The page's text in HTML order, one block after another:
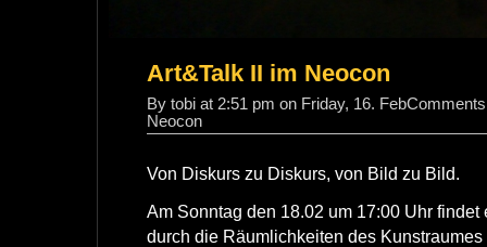
Art&Talk II im Neocon
By tobi at 2:51 pm on Friday, 16. Feb
Neocon
Von Diskurs zu Diskurs, von Bild zu Bild.
Am Sonntag den 18.02 um 17:00 Uhr
durch die Räumlichkeiten des